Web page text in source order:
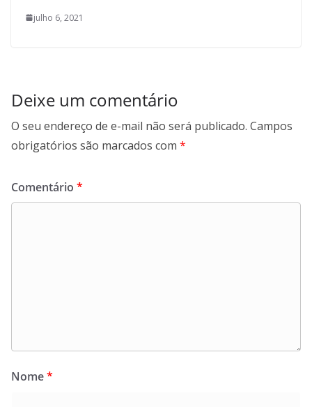
julho 6, 2021
Deixe um comentário
O seu endereço de e-mail não será publicado. Campos
obrigatórios são marcados com *
Comentário *
Nome*